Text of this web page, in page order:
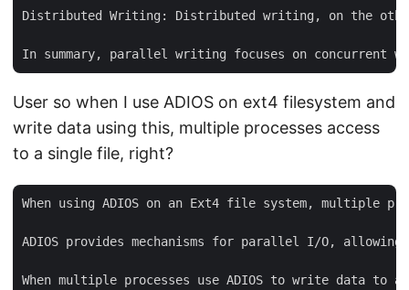
Distributed Writing: Distributed writing, on the
User so when I use ADIOS on ext4 filesystem and
write data using this, multiple processes access
to a single file, right?
When using ADIOS on an Ext4 file system, multiple
ADIOS provides mechanisms for parallel I/O,
When multiple processes use ADIOS to write data